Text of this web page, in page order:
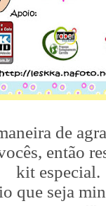
de
então
kit especial.
que seja